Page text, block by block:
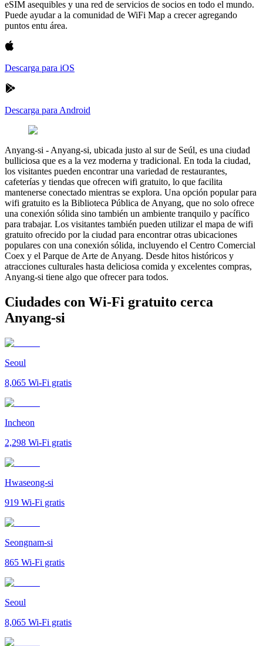
eSIM asequibles y una red de servicios de socios en todo el mundo.
Puede ayudar a la comunidad de WiFi Map a crecer agregando
puntos entu área.
Descarga para iOS
Descarga para Android
Anyang-si - Anyang-si, ubicada justo al sur de Seúl, es una ciudad
bulliciosa que es a la vez moderna y tradicional. En toda la ciudad,
los visitantes pueden encontrar una variedad de restaurantes,
cafeterías y tiendas que ofrecen wifi gratuito, lo que facilita
mantenerse conectado mientras se explora. Una opción popular para
wifi gratuito es la Biblioteca Pública de Anyang, que no solo ofrece
una conexión sólida sino también un ambiente tranquilo y pacífico
para trabajar. Los visitantes también pueden utilizar el mapa de wifi
gratuito ofrecido por la ciudad para encontrar otras ubicaciones
populares con una conexión sólida, incluyendo el Centro Comercial
Coex y el Parque de Arte de Anyang. Desde hitos históricos y
atracciones culturales hasta deliciosa comida y excelentes compras,
Anyang-si tiene algo que ofrecer para todos.
Ciudades con Wi-Fi gratuito cerca
Anyang-si
Seoul
8,065 Wi-Fi gratis
Incheon
2,298 Wi-Fi gratis
Hwaseong-si
919 Wi-Fi gratis
Seongnam-si
865 Wi-Fi gratis
Seoul
8,065 Wi-Fi gratis